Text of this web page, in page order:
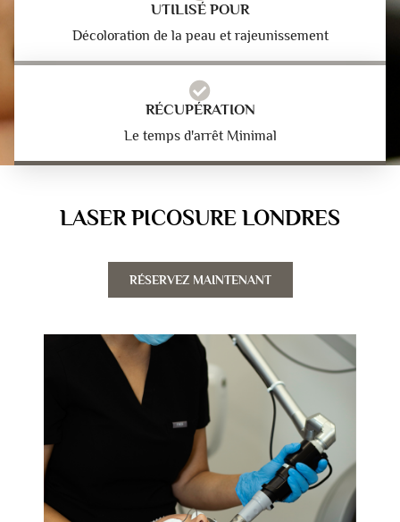
UTILISÉ POUR
Décoloration de la peau et rajeunissement
RÉCUPÉRATION
Le temps d'arrêt Minimal
LASER PICOSURE LONDRES
RÉSERVEZ MAINTENANT